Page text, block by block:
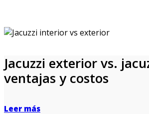
Jacuzzi exterior vs.
ventajas y costos
Leer más